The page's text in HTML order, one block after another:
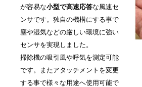
が容易な小型で高速応答な風速セ
ンサです。独自の機構にする事で
塵や湿気などの厳しい環境に強い
センサを実現しました。
掃除機の吸引風や呼気を測定可能
です。またアタッチメントを変更
する事で様々な用途へ使用可能で